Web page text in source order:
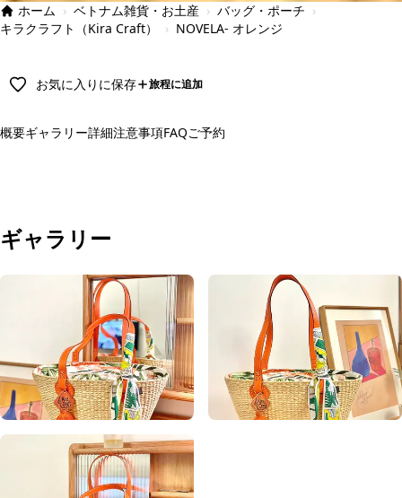
ホーム › ベトナム雑貨・お土産 › バッグ・ポーチ ›
キラクラフト（Kira Craft）
› NOVELA- オレンジ
お気に入りに保存 旅程に追加
概要ギャラリー詳細注意事項FAQご予約
ギャラリー